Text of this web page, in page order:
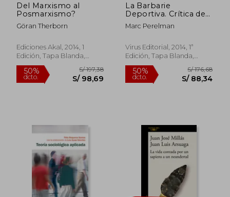
Del Marxismo al
Posmarxismo?
Göran Therborn
Ediciones Akal, 2014, 1
Edición, Tapa Blanda,
Nuevo
La Barbarie
Deportiva. Crítica de
una Plaga Mundial
Marc Perelman
Virus Editorial, 2014, 1ª
Edición, Tapa Blanda,
Nuevo